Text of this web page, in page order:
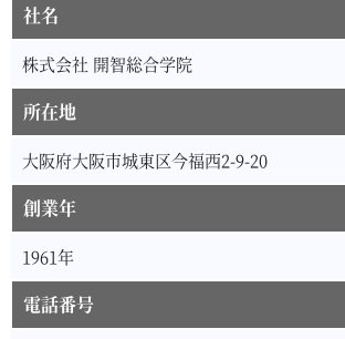
社名
株式会社 開智総合学院
所在地
大阪府大阪市城東区今福西2-9-20
創業年
1961年
電話番号